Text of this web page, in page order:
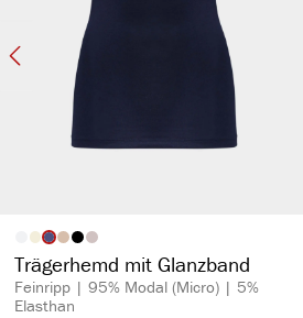
Artikelfarbe
Trägerhemd mit Glanzband
Feinripp | 95% Modal (Micro) | 5%
Elasthan